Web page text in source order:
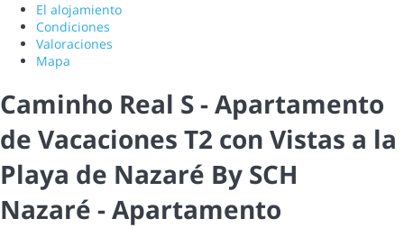
El alojamiento
Condiciones
Valoraciones
Mapa
Caminho Real S - Apartamento
de Vacaciones T2 con Vistas a la
Playa de Nazaré By SCH
Nazaré -Apartamento